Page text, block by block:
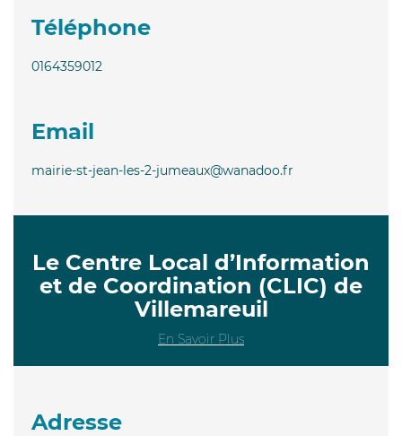
Téléphone
0164359012
Email
mairie-st-jean-les-2-jumeaux@wanadoo.fr
Le Centre Local d’Information
et de Coordination (CLIC) de
Villemareuil
En Savoir Plus
Adresse